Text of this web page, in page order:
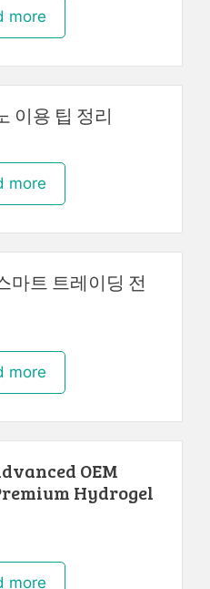
more
이용 팁 정리
more
마트 트레이딩 전
more
OEM
Hydrogel
more